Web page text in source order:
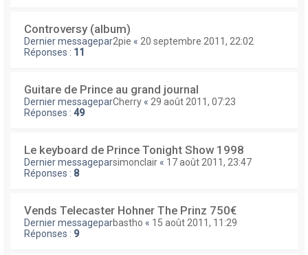
Controversy (album)
Dernier messagepar2pie « 20 septembre 2011, 22:02
Réponses : 11
Guitare de Prince au grand journal
Dernier messageparCherry « 29 août 2011, 07:23
Réponses : 49
Le keyboard de Prince Tonight Show 1998
Dernier messageparsimonclair « 17 août 2011, 23:47
Réponses : 8
Vends Telecaster Hohner The Prinz 750€
Dernier messageparbastho « 15 août 2011, 11:29
Réponses : 9